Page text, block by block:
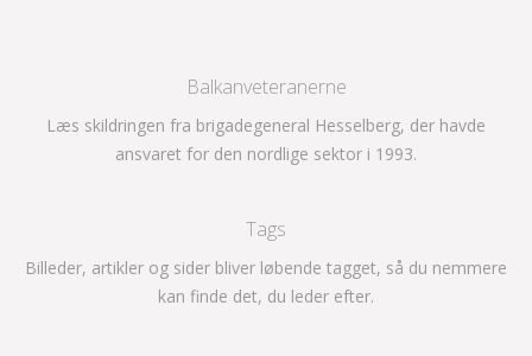
Balkanveteranerne
Læs skildringen fra brigadegeneral Hesselberg, der havde
ansvaret for den nordlige sektor i 1993.
Tags
Billeder, artikler og sider bliver løbende tagget, så du nemmere
kan finde det, du leder efter.